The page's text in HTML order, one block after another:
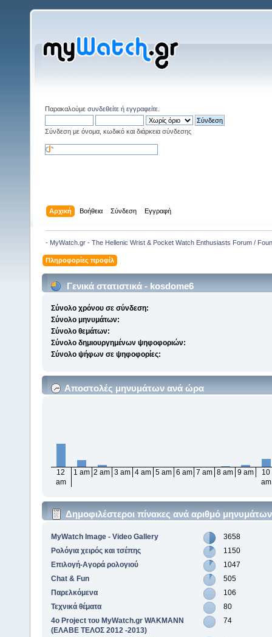
Παρακαλούμε συνδεθείτε ή εγγραφείτε
Σύνδεση με όνομα, κωδικό και διάρκεια σύνδεσης
Αρχική Βοήθεια Σύνδεση Εγγραφή
- MyWatch.gr - The Hellenic Wrist & Pocket Watch Enthusiasts Forum /
Πληροφορίες προφίλ
Γενικά στατιστικά - kosdome6
Σύνολο χρόνου σε σύνδεση:
Σύνολο μηνυμάτων:
Σύνολο θεμάτων:
Σύνολο δημιουργημένων ψηφοφοριών:
Σύνολο ψήφων σε ψηφοφορίες:
Αποστολές μηνυμάτων ανά ώρα
12
am
1 am 2 am 3 am 4 am 5 am 6 am 7 am 8 am 9 am
10
am
Δημοφιλέστεροι πίνακες ανά αριθμό μηνυμάτων
MyWatch Ιmage - Video Gallery
3658
Ρολόγια χειρός και τσέπης
1150
Επιλογή-Αγορά ρολογιού
1047
Chat & Fun
505
Παρελκόμενα
106
Τεχνικά θέματα
80
4o Project του MyWatch.gr WAKMANN
(ΕΛΑΒΕ ΤΕΛΟΣ 2012 -2013)
74